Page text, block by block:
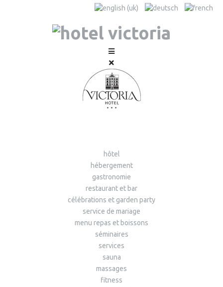
hôtel
hébergement
gastronomie
restaurant et bar
célébrations et garden party
service de mariage
menu repas et boissons
séminaires
services
sauna
massages
fitness